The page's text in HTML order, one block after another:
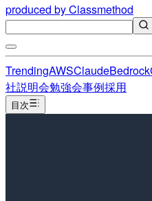
produced by Classmethod
TrendingAWSClaudeBedrock
社説明会勉強会事例採用
目次